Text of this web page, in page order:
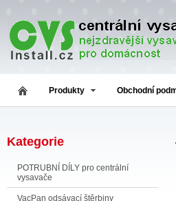
Produkty Obchodní
Kategorie
POTRUBNÍ DÍLY pro centrální
vysavače
VacPan odsávací štěrbiny